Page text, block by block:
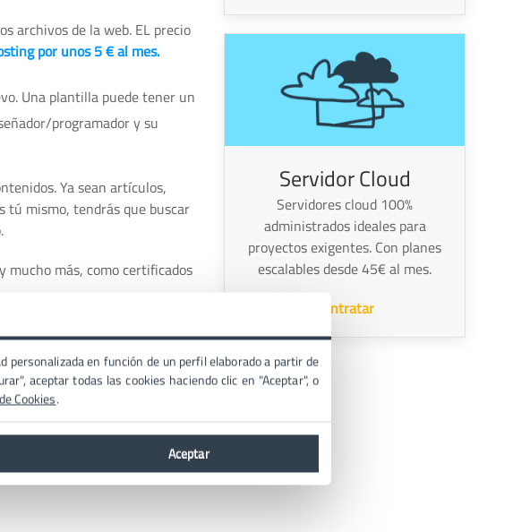
archivos de la web. EL precio
por unos 5 € al mes.
Una plantilla puede tener un
programador y su
Ya sean artículos,
tú mismo, tendrás que buscar
mucho más, como certificados
de una webque
del tipo de web, hará que
Servidor Cloud
Servidores cloud 100%
administrados ideales para
proyectos exigentes. Con planes
escalables desde 45€ al mes.
Contratar
en función de un perfil elaborado a partir de
aceptar todas las cookies haciendo clic en "Aceptar", o
Cookies.
Aceptar